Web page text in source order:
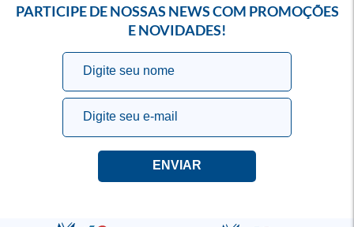
PARTICIPE DE NOSSAS NEWS COM PROMOÇÕES
E NOVIDADES!